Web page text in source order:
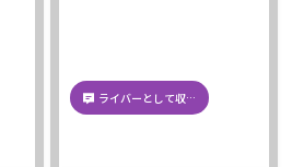
ライバーとして収…